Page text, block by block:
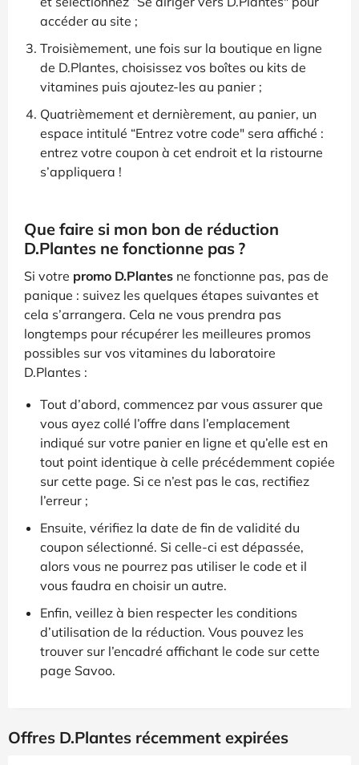
accéder au site ;
Troisièmement, une fois sur la boutique en ligne
de D.Plantes, choisissez vos boîtes ou kits de
vitamines puis ajoutez-les au panier ;
Quatrièmement et dernièrement, au panier, un
espace intitulé “Entrez votre code" sera affiché :
entrez votre coupon à cet endroit et la ristourne
s’appliquera !
Que faire si mon bon de réduction
D.Plantes ne fonctionne pas ?
Si votre promo D.Plantes ne fonctionne pas, pas de
panique : suivez les quelques étapes suivantes et
cela s’arrangera. Cela ne vous prendra pas
longtemps pour récupérer les meilleures promos
possibles sur vos vitamines du laboratoire
D.Plantes :
Tout d’abord, commencez par vous assurer que
vous ayez collé l’offre dans l’emplacement
indiqué sur votre panier en ligne et qu’elle est en
tout point identique à celle précédemment copiée
sur cette page. Si ce n’est pas le cas, rectifiez
l’erreur ;
Ensuite, vérifiez la date de fin de validité du
coupon sélectionné. Si celle-ci est dépassée,
alors vous ne pourrez pas utiliser le code et il
vous faudra en choisir un autre.
Enfin, veillez à bien respecter les conditions
d’utilisation de la réduction. Vous pouvez les
trouver sur l’encadré affichant le code sur cette
page Savoo.
Offres D.Plantes récemment expirées